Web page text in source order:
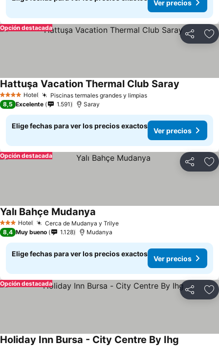
Ver precios
Compartir
Opción destacada
4 EstrellasHotel Piscinas termales grandes y limpias
Hattuşa Vacation Thermal Club Saray
8,5 Excelente 1.591 Saray
Elige fechas para ver los precios exactos
Ver precios
Compartir
Opción destacada
3 Estrellas
Hotel Cerca de Mudanya y Trilye
Yalı Bahçe Mudanya
8,4 Muy bueno 1.128 Mudanya
Elige fechas para ver los precios exactos
Ver precios
Compartir
Opción destacada
Holiday Inn Bursa - City Centre By Ihg